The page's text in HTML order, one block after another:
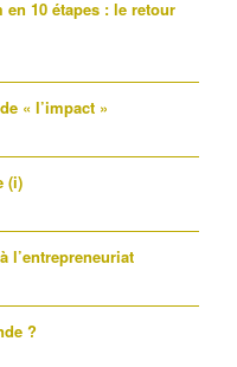
10 étapes : le retour
« l’impact »
(i)
l’entrepreneuriat
?